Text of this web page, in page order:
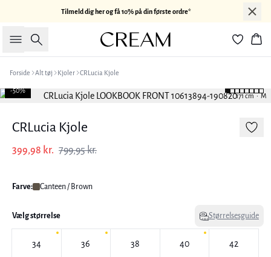
Tilmeld dig her og få 10% på din første ordre*
Søg
Forside Alt tøj Kjoler CRLucia Kjole
171 cm • M
-50%
CRLucia Kjole
399,98 kr. 799,95 kr.
Farve: Canteen / Brown
Vælg størrelse Størrelsesguide
34 36 38 40 42